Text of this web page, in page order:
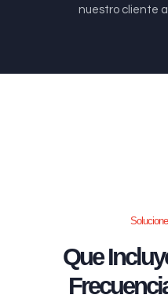
nuestro cliente
Que